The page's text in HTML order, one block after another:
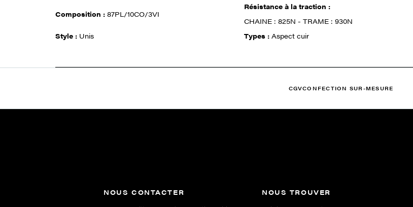
Composition :87PL/10CO/3VI
Résistance à la traction :
CHAINE : 825N - TRAME : 930N
Style : Unis Types :Aspect cuir
CGVCONFECTION SUR-MESURE
NOUS CONTACTER NOUS TROUVER